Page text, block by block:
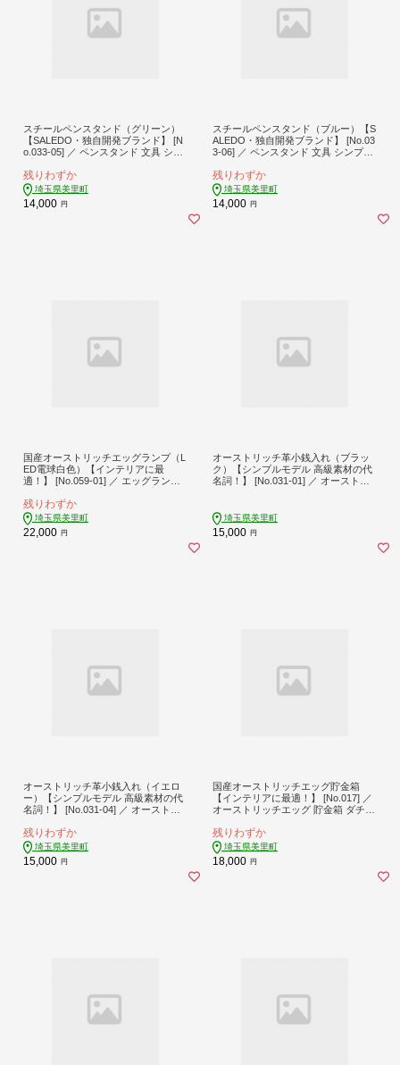
スチールペンスタンド（グリーン）
【SALEDO・独自開発ブランド】 [N
o.033-05] ／ ペンスタンド 文具 シン
ム底 デザイン おしゃれ 机上整理 小
物収納 SALEDO 独自ブランド エコ
埼玉県
残りわずか
埼玉県美里町
14,000 円
スチールペンスタンド（ブルー）【S
ALEDO・独自開発ブランド】 [No.03
3-06] ／ ペンスタンド 文具 シンプル
デザイン おしゃれ 机上整理 小物収
納 SALEDO 独自ブランド エコ 埼玉
県
残りわずか
埼玉県美里町
14,000 円
国産オーストリッチエッグランプ（L
ED電球白色）【インテリアに最
適！】 [No.059-01] ／ エッグランプ
接照明 ナイトライト 寝室照明 イン
テリア照明 癒しライト テーブルラン
プ インテリア雑貨 ユニーク照明 自
然素材 手作りランプ おしゃれ照明
残りわずか
埼玉県美里町
22,000 円
オーストリッチ革小銭入れ（ブラッ
ク）【シンプルモデル 高級素材の代
名詞！】 [No.031-01] ／ オーストリ
く使える 経年変化 艶が出る おしゃ
れ財布 メンズ財布 レディース財布
贈答用 ギフト用 革小物 埼玉県
埼玉県美里町
15,000 円
オーストリッチ革小銭入れ（イエロ
ー）【シンプルモデル 高級素材の代
名詞！】 [No.031-04] ／ オーストリ
らかい 革財布 シンプルデザイン 長
く使える 経年変化 艶が出る おしゃ
れ財布 メンズ財布 レディース財布
贈答用 ギフト用 革小物 埼玉県
残りわずか
埼玉県美里町
15,000 円
国産オーストリッチエッグ貯金箱
【インテリアに最適！】 [No.017] ／
オーストリッチエッグ 貯金箱 ダチョ
テリア ユニーク雑貨 おしゃれ貯金箱
インテリア小物 本物素材 卵殻アート
個性的 珍しい ギフト雑貨 インテリ
アギフト 埼玉県
残りわずか
埼玉県美里町
18,000 円